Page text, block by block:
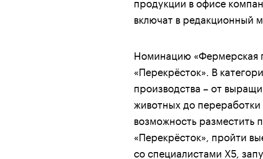
включат в редакционный
Номинацию «Фермерская
«Перекрёсток». В
производства – от
животных до
возможность разместить
«Перекрёсток», пройти
со специалистами Х5,